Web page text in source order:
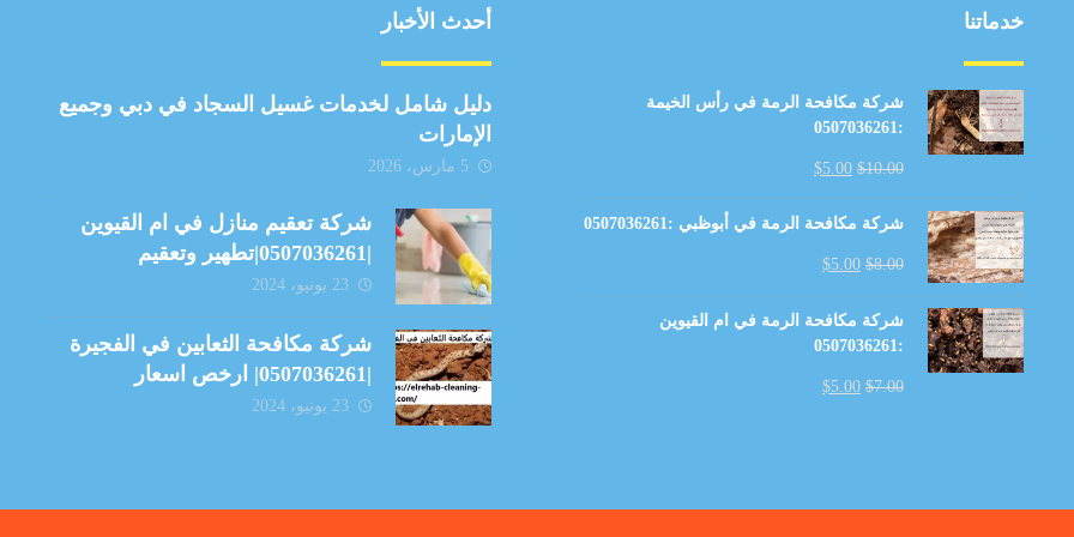
خدماتنا
شركة مكافحة الرمة في رأس الخيمة
:0507036261
$10.00
$5.00
شركة مكافحة الرمة في أبوظبي :0507036261
$8.00
$5.00
شركة مكافحة الرمة في ام القيوين
:0507036261
$7.00
$5.00
أحدث الأخبار
دليل شامل لخدمات غسيل السجاد في دبي وجميع
الإمارات
5 مارس، 2026
شركة تعقيم منازل في ام القيوين
|0507036261|تطهير وتعقيم
23 يونيو، 2024
شركة مكافحة الثعابين في الفجيرة
|0507036261| ارخص اسعار
23 يونيو، 2024